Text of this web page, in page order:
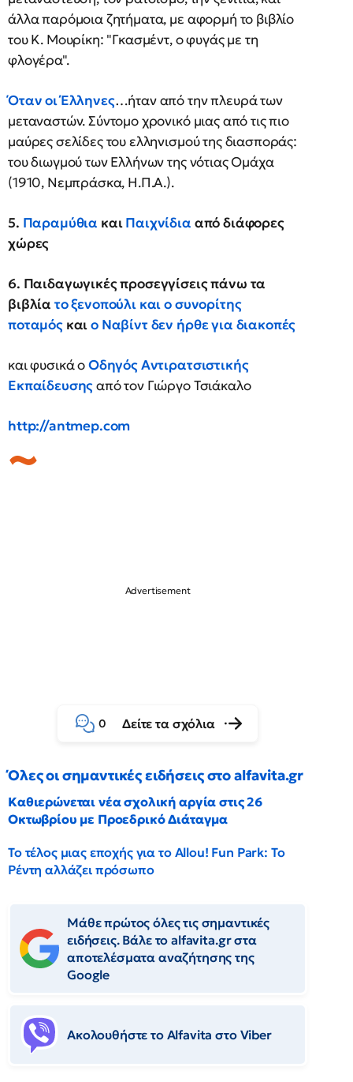
άλλα παρόμοια ζητήματα, με αφορμή το βιβλίο
του Κ. Μουρίκη: "Γκασμέντ, ο φυγάς με τη
φλογέρα".
Όταν οι Έλληνες…ήταν από την πλευρά των
μεταναστών. Σύντομο χρονικό μιας από τις πιο
μαύρες σελίδες του ελληνισμού της διασποράς:
του διωγμού των Ελλήνων της νότιας Ομάχα
(1910, Νεμπράσκα, Η.Π.Α.).
5. Παραμύθια καιΠαιχνίδια από διάφορες
χώρες
6. Παιδαγωγικές προσεγγίσεις πάνω τα
βιβλία το ξενοπούλι και ο συνορίτης
ποταμόςκαιο Ναβίντ δεν ήρθε για διακοπές
και φυσικά οΟδηγός Αντιρατσιστικής
Εκπαίδευσηςαπό τον Γιώργο Τσιάκαλο
http://antmep.com
0 Δείτε τα σχόλια
Όλες οι σημαντικές ειδήσεις στο alfavita.gr
Καθιερώνεται νέα σχολική αργία στις 26
Οκτωβρίου με Προεδρικό Διάταγμα
Το τέλος μιας εποχής για το Allou! Fun Park: Το
Ρέντη αλλάζει πρόσωπο
Μάθε πρώτος όλες τις σημαντικές
ειδήσεις. Βάλε το alfavita.gr στα
αποτελέσματα αναζήτησης της
Google
Ακολουθήστε το Αlfavita στο Viber